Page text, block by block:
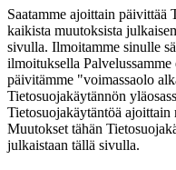
Saatamme ajoittain päivittää
kaikista muutoksista
sivulla. Ilmoitamme sinulle
ilmoituksella
päivitämme "voimassaolo
Tietosuojakäytännön
Tietosuojakäytäntöä ajoittain
Muutokset tähän
julkaistaan tällä sivulla.